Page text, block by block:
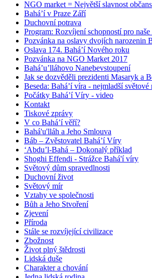
NGO market = Největší slavnost
Bahá’í v Praze Září
Duchovní potrava
Program: Rozvíjení schopností pro naše
Pozvánka na oslavy dvojích narozenin
Oslava 174. Bahá’í Nového roku
Pozvánka na NGO Market 2017
Bahá’u’lláhovo Nanebevstoupení
Jak se dozvěděli prezidenti Masaryk a
Beseda: Bahá’í víra - nejmladší světové
Počátky Bahá’í Víry - video
Kontakt
Tiskové zprávy
V co Bahá’í věří?
Bahá'u'lláh a Jeho Smlouva
Báb – Zvěstovatel Bahá’í Víry
‘Abdu’l-Bahá – Dokonalý příklad
Shoghi Effendi - Strážce Bahá'í víry
Světový dům spravedlnosti
Duchovní život
Světový mír
Vztahy ve společnosti
Bůh a Jeho Stvoření
Zjevení
Příroda
Stále se rozvíjející civilizace
Zbožnost
Život plný štědrosti
Lidská duše
Charakter a chování